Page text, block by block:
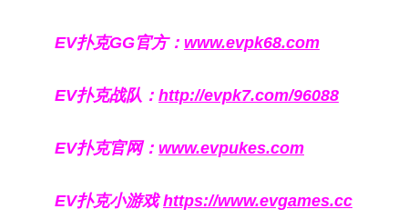
EV扑克GG官方： www.evpk68.com
EV扑克战队： http://evpk7.com/96088
EV扑克官网： www.evpukes.com
EV扑克小游戏https://www.evgames.cc